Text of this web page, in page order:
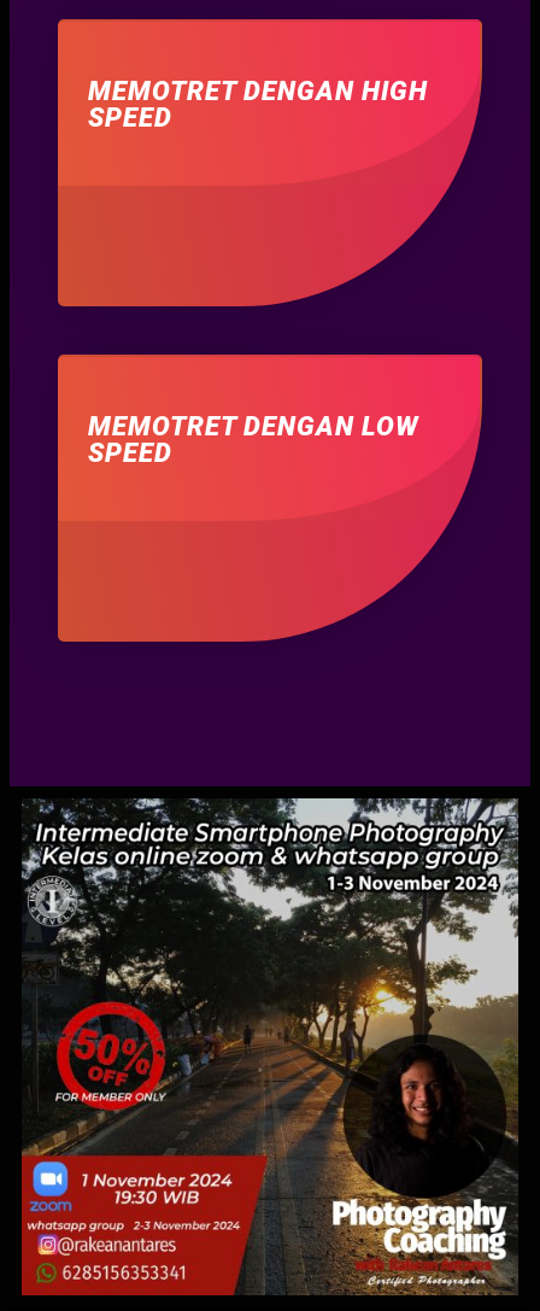
MEMOTRET DENGAN HIGH
SPEED
MEMOTRET DENGAN LOW
SPEED